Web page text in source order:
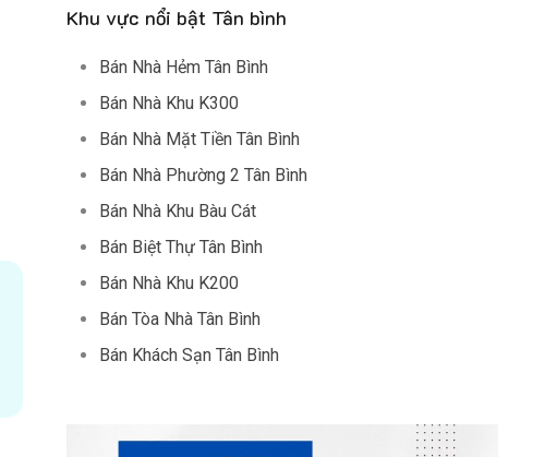
Khu vực nổi bật Tân bình
Bán Nhà Hẻm Tân Bình
Bán Nhà Khu K300
Bán Nhà Mặt Tiền Tân Bình
Bán Nhà Phường 2 Tân Bình
Bán Nhà Khu Bàu Cát
Bán Biệt Thự Tân Bình
Bán Nhà Khu K200
Bán Tòa Nhà Tân Bình
Bán Khách Sạn Tân Bình